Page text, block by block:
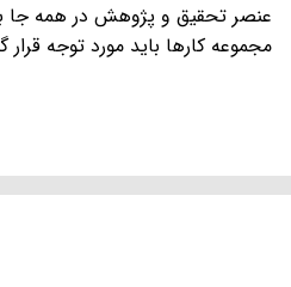
عنصر تحقیق و پژوهش در همه
مجموعه کارها باید مورد توجه